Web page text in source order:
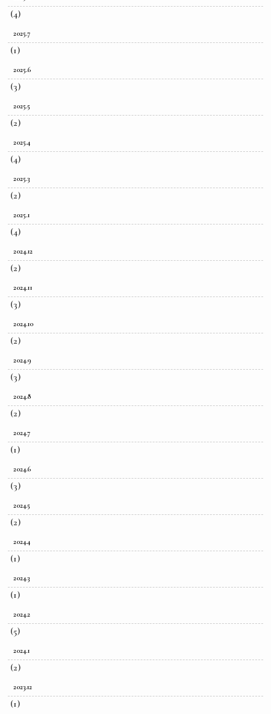
(4)
2025.7
(1)
2025.6
(3)
2025.5
(2)
2025.4
(4)
2025.3
(2)
2025.1
(4)
2024.12
(2)
2024.11
(3)
2024.10
(2)
2024.9
(3)
2024.8
(2)
2024.7
(1)
2024.6
(3)
2024.5
(2)
2024.4
(1)
2024.3
(1)
2024.2
(5)
2024.1
(2)
2023.12
(1)